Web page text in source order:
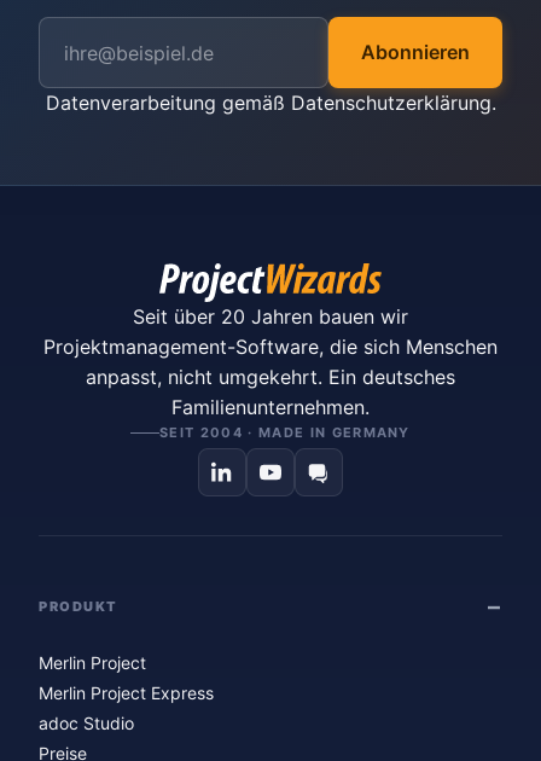
Abonnieren
Datenverarbeitung gemäß Datenschutzerklärung.
Seit über 20 Jahren bauen wir
Projektmanagement-Software, die sich Menschen
anpasst, nicht umgekehrt. Ein deutsches
Familienunternehmen.
SEIT 2004 · MADE IN GERMANY
PRODUKT
Merlin Project
Merlin Project Express
adoc Studio
Preise